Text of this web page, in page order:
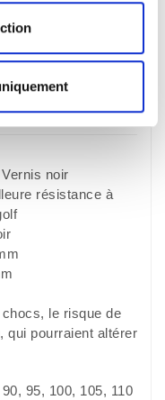
noir
résistance à
le risque de
qui pourraient altérer
95, 100, 105, 110